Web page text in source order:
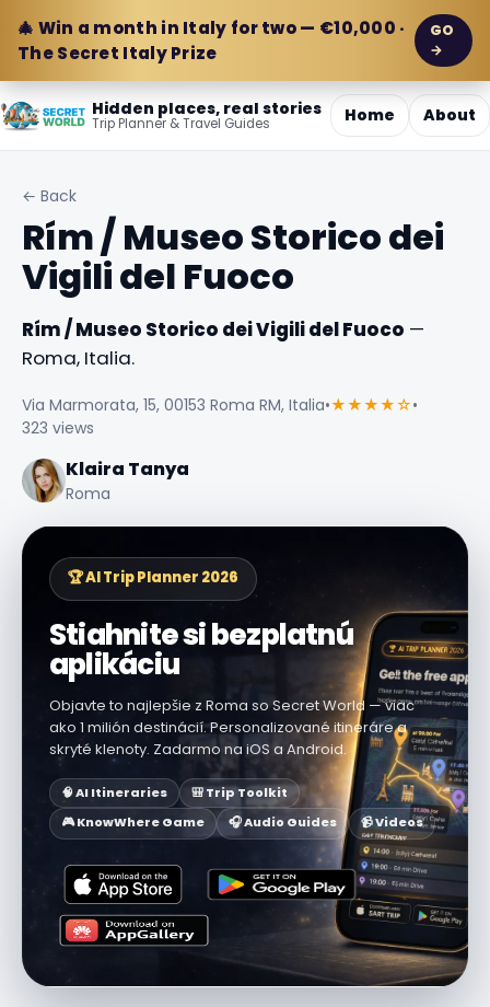
🎄 Win a month in Italy for two — €10,000 ·
The Secret Italy Prize
GO
→
Hidden places, real stories
Trip Planner & Travel Guides Home About
← Back
Rím / Museo Storico dei
Vigili del Fuoco
Rím / Museo Storico dei Vigili del Fuoco —
Roma, Italia.
Via Marmorata, 15, 00153 Roma RM, Italia•★★★★☆•
323 views
Klaira Tanya
Roma
🏆 AI Trip Planner 2026
Stiahnite si bezplatnú
aplikáciu
Objavte to najlepšie z Roma so Secret World — viac
ako 1 milión destinácií. Personalizované itineráre a
skryté klenoty. Zadarmo na iOS a Android.
🧠 AI Itineraries
🎒 Trip Toolkit
🎮 KnowWhere Game
🎧 Audio Guides 📹 Videos